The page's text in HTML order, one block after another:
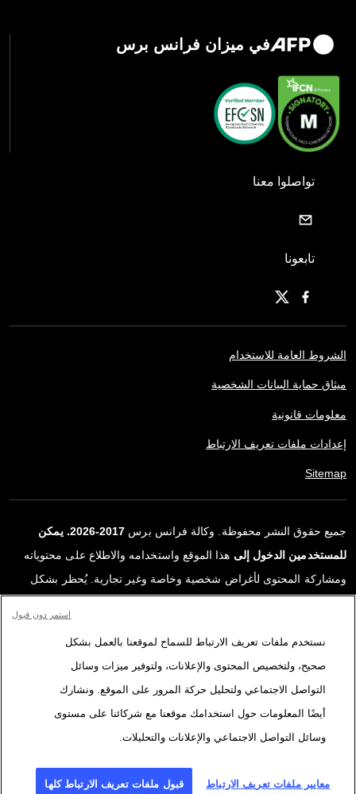
في ميزان فرانس برس
تواصلوا معنا
تابعونا
الشروط العامة للاستخدام
ميثاق حماية البيانات الشخصية
معلومات قانونية
إعدادات ملفات تعريف الارتباط
Sitemap
جميع حقوق النشر محفوظة. وكالة فرانس برس
2017-2026. يمكن
للمستخدمين الدخول إلى هذا الموقع واستخدامه والاطلاع على محتوياته
ومشاركة المحتوى لأغراض شخصية وخاصة وغير تجارية. يُحظر بشكل
ترخيص محددة موقعة مع وكالة فرانس برس. المواد والروابط الواردة في
التقارير، والتي لم تنتجها وكالة فرانس برس، مستخدمة فقط وبالقدر
اللازم كعناصر إثبات لمحتوى هذه التقارير. لم تحصل فرانس برس على أي
حقوق من المؤلفين أو مالكي حقوق النشر لهذا المحتوى ولا تتحمّل أي
مسؤوليّة في هذا الصدد. وكالة فرانس برس وشعارها علامتان تجاريتان
نستخدم ملفات تعريف الارتباط للسماح لموقعنا بالعمل بشكل
صحيح، ولتخصيص المحتوى والإعلانات، ولتوفير ميزات وسائل
التواصل الاجتماعي ولتحليل حركة المرور على الموقع. ونشارك
أيضًا المعلومات حول استخدامك موقعنا مع شركائنا على مستوى
وسائل التواصل الاجتماعي والإعلانات والتحليلات.
معايير ملفات تعريف الارتباط قبول ملفات تعريف الارتباط كلها
استمر دون قبول